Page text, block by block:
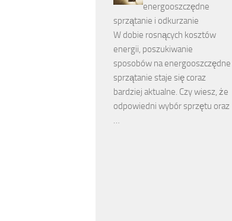
energooszczędne
sprzątanie i odkurzanie
W dobie rosnących kosztów
energii, poszukiwanie
sposobów na energooszczędne
sprzątanie staje się coraz
bardziej aktualne. Czy wiesz, że
odpowiedni wybór sprzętu oraz
…